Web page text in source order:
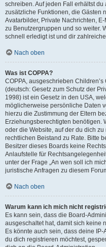
schreiben. Auf jeden Fall erhältst
zusätzliche Funktionen, die Gästen
Avatarbilder, Private Nachrichten,
zu Benutzergruppen und so weiter.
schnell erledigt ist und dir
Nach oben
Was ist COPPA?
COPPA, ausgeschrieben
(deutsch: Gesetz zum Schutz der
1998) ist ein Gesetz in den USA,
möglicherweise persönliche Daten
hierzu die Zustimmung der Eltern
Erziehungsberechtigten benötigen.
oder die Website, auf der du dich
rechtlichen Beistand zu Rate. Bitte
Besitzer dieses Boards keine
Anlaufstelle für
unter der Frage „An wen soll ich
juristische Anfragen zu diesem
Nach oben
Warum kann ich mich nicht
Es kann sein, dass die Board-
ausgeschaltet hat, damit sich keine
Es könnte auch sein, dass deine
du dich registrieren möchtest,